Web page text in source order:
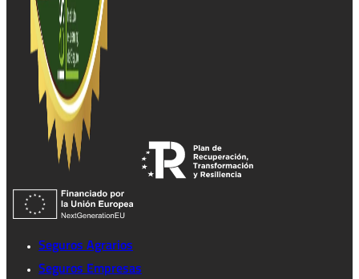
Seguros Agrarios
Seguros Empresas